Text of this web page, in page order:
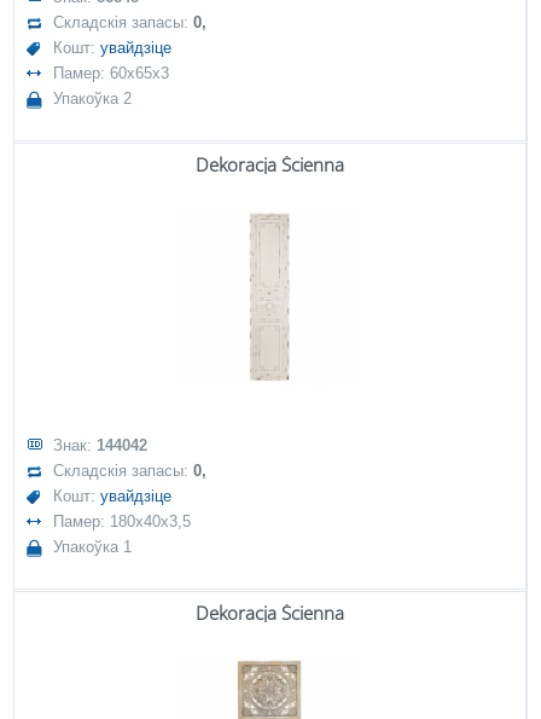
Складскія запасы:0,
Кошт:увайдзіце
Памер: 60x65x3
Упакоўка 2
Dekoracja Ścienna
Знак: 144042
Складскія запасы:0,
Кошт:увайдзіце
Памер: 180x40x3,5
Упакоўка 1
Dekoracja Ścienna